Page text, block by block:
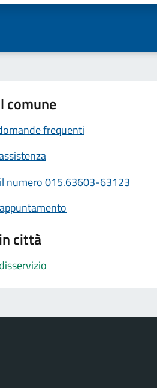
comune
frequenti
numero 015.63603-63123
città